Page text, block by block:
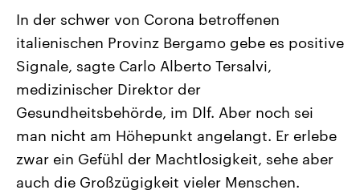
Landtagswahl Sachsen-Anhalt
2026
Alle Informationen
Sachsen-Anhalt wählt am 6.
September 2026 einen neuen
Landtag. Seit 2021 wird das
Bundesland von einer Koalition aus
CDU, SPD und FDP regiert.-
Umfragen, Prognosen,
Wahlprogramme, aktuelle Berichte
und Hintergründe zu den Parteien
USA
Aktuelle Beiträge,
gehören die Vereinigten
den mächtigsten Ländern
mit großem Einfluss auf
aktuelle Weltgeschehen.
Sendungen Programm Podcasts
In der schwer von Corona betroffenen
italienischen Provinz Bergamo gebe es positive
Signale, sagte Carlo Alberto Tersalvi,
medizinischer Direktor der
Gesundheitsbehörde, im Dlf. Aber noch sei
man nicht am Höhepunkt angelangt. Er erlebe
zwar ein Gefühl der Machtlosigkeit, sehe aber
auch die Großzügigkeit vieler Menschen.